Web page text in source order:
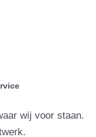
wij voor staan.